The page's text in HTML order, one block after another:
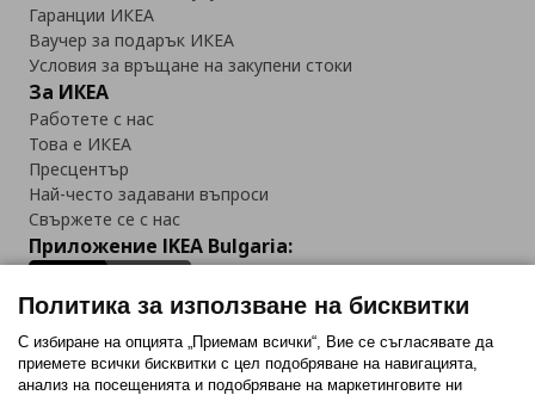
Гаранции ИКЕА
Ваучер за подарък ИКЕА
Условия за връщане на закупени стоки
За ИКЕА
Работете с нас
Това е ИКЕА
Пресцентър
Най-често задавани въпроси
Свържете се с нас
Приложение IKEA Bulgaria:
Последвайте ни:
Политика за използване на бисквитки
С избиране на опцията „Приемам всички“, Вие се съгласявате да
приемете всички бисквитки с цел подобряване на навигацията,
анализ на посещенията и подобряване на маркетинговите ни